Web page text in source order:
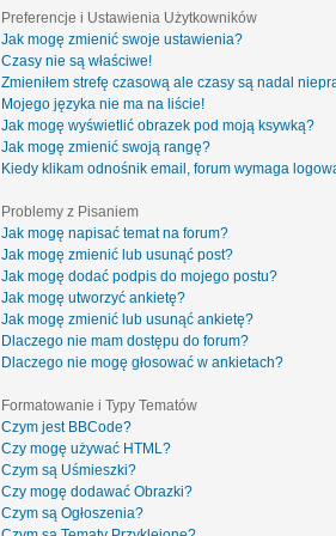
Preferencje i Ustawienia Użytkowników
Jak mogę zmienić swoje ustawienia?
Czasy nie są właściwe!
Zmieniłem strefę czasową ale czasy są nadal
Mojego języka nie ma na liście!
Jak mogę wyświetlić obrazek pod moją ksywką?
Jak mogę zmienić swoją rangę?
Kiedy klikam odnośnik email, forum wymaga
Problemy z Pisaniem
Jak mogę napisać temat na forum?
Jak mogę zmienić lub usunąć post?
Jak mogę dodać podpis do mojego postu?
Jak mogę utworzyć ankietę?
Jak mogę zmienić lub usunąć ankietę?
Dlaczego nie mam dostępu do forum?
Dlaczego nie mogę głosować w ankietach?
Formatowanie i Typy Tematów
Czym jest BBCode?
Czy mogę używać HTML?
Czym są Uśmieszki?
Czy mogę dodawać Obrazki?
Czym są Ogłoszenia?